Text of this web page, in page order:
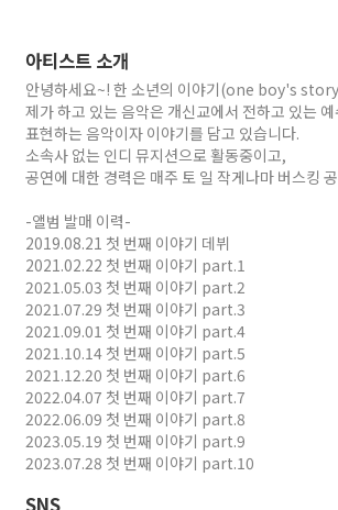
아티스트 소개
안녕하세요~! 한 소년의 이야기(one boy's
제가 하고 있는 음악은 개신교에서 전하고 있는
표현하는 음악이자 이야기를 담고 있습니다.
소속사 없는 인디 뮤지션으로 활동중이고,
공연에 대한 경력은 매주 토 일 작게나마 버스킹
-앨범 발매 이력-
2019.08.21 첫 번째 이야기 데뷔
2021.02.22 첫 번째 이야기 part.1
2021.05.03 첫 번째 이야기 part.2
2021.07.29 첫 번째 이야기 part.3
2021.09.01 첫 번째 이야기 part.4
2021.10.14 첫 번째 이야기 part.5
2021.12.20 첫 번째 이야기 part.6
2022.04.07 첫 번째 이야기 part.7
2022.06.09 첫 번째 이야기 part.8
2023.05.19 첫 번째 이야기 part.9
2023.07.28 첫 번째 이야기 part.10
SNS